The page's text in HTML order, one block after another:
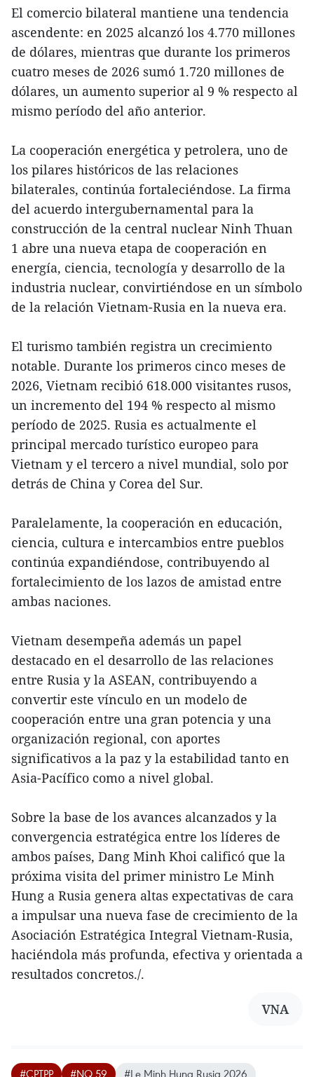
El comercio bilateral mantiene una tendencia
ascendente: en 2025 alcanzó los 4.770 millones
de dólares, mientras que durante los primeros
cuatro meses de 2026 sumó 1.720 millones de
dólares, un aumento superior al 9 % respecto al
mismo período del año anterior.
La cooperación energética y petrolera, uno de
los pilares históricos de las relaciones
bilaterales, continúa fortaleciéndose. La firma
del acuerdo intergubernamental para la
construcción de la central nuclear Ninh Thuan
1 abre una nueva etapa de cooperación en
energía, ciencia, tecnología y desarrollo de la
industria nuclear, convirtiéndose en un símbolo
de la relación Vietnam-Rusia en la nueva era.
El turismo también registra un crecimiento
notable. Durante los primeros cinco meses de
2026, Vietnam recibió 618.000 visitantes rusos,
un incremento del 194 % respecto al mismo
período de 2025. Rusia es actualmente el
principal mercado turístico europeo para
Vietnam y el tercero a nivel mundial, solo por
detrás de China y Corea del Sur.
Paralelamente, la cooperación en educación,
ciencia, cultura e intercambios entre pueblos
continúa expandiéndose, contribuyendo al
fortalecimiento de los lazos de amistad entre
ambas naciones.
Vietnam desempeña además un papel
destacado en el desarrollo de las relaciones
entre Rusia y la ASEAN, contribuyendo a
convertir este vínculo en un modelo de
cooperación entre una gran potencia y una
organización regional, con aportes
significativos a la paz y la estabilidad tanto en
Asia-Pacífico como a nivel global.
Sobre la base de los avances alcanzados y la
convergencia estratégica entre los líderes de
ambos países, Dang Minh Khoi calificó que la
próxima visita del primer ministro Le Minh
Hung a Rusia genera altas expectativas de cara
a impulsar una nueva fase de crecimiento de la
Asociación Estratégica Integral Vietnam-Rusia,
haciéndola más profunda, efectiva y orientada a
resultados concretos./.
VNA
#CPTPP #NQ 59 #Le Minh Hung Rusia 2026